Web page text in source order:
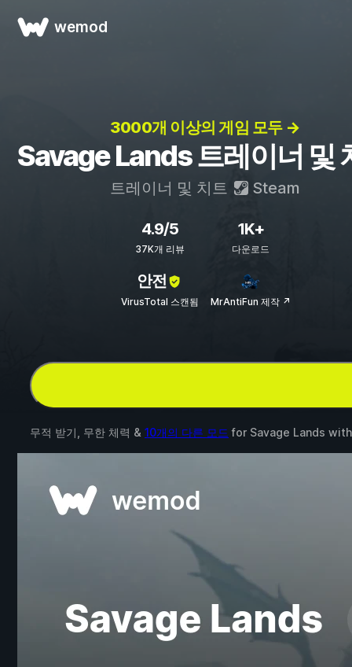
wemod
3000개 이상의 게임 모두 →
Savage Lands 트레이너 및
트레이너 및 치트 Steam
4.9/5
37K개 리뷰
1K+
다운로드
안전
VirusTotal 스캔됨 MrAntiFun 제작 ↗
무적 받기, 무한 체력 & 10개의 다른 모드 for Savage Lands